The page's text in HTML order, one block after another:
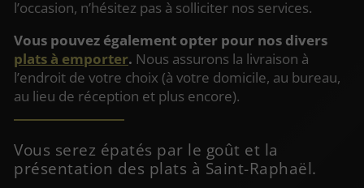
l’occasion, n’hésitez pas à solliciter nos services.
Vous pouvez également opter pour nos divers
plats à emporter. Nous assurons la livraison à
l’endroit de votre choix (à votre domicile, au bureau,
au lieu de réception et plus encore).
Vous serez épatés par le goût et la
présentation des plats à Saint-Raphaël.